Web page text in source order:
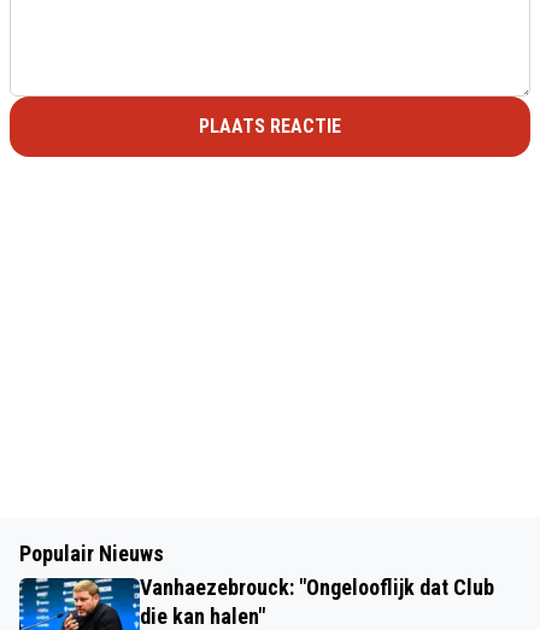
PLAATS REACTIE
Populair Nieuws
Vanhaezebrouck: "Ongelooflijk dat Club
die kan halen"